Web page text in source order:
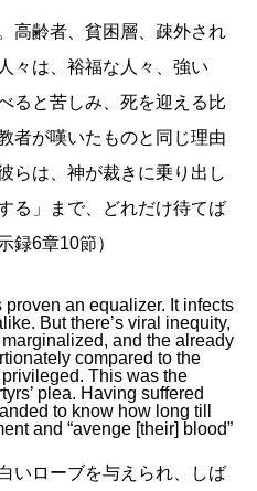
高齢者、貧困層、疎外され
々は、裕福な人々、強い
ると苦しみ、死を迎える比
者が嘆いたものと同じ理由
らは、神が裁きに乗り出し
る」まで、どれだけ待てば
録6章10節）
an equalizer. It infects
But there’s viral inequity,
and the already
compared to the
This was the
plea. Having suffered
to know how long till
and “avenge [their] blood”
いローブを与えられ、しば